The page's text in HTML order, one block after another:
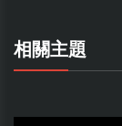
相關主題